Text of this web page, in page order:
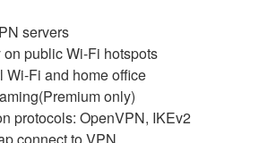
servers
public Wi-Fi hotspots
Wi-Fi and home office
only)
protocols: OpenVPN, IKEv2